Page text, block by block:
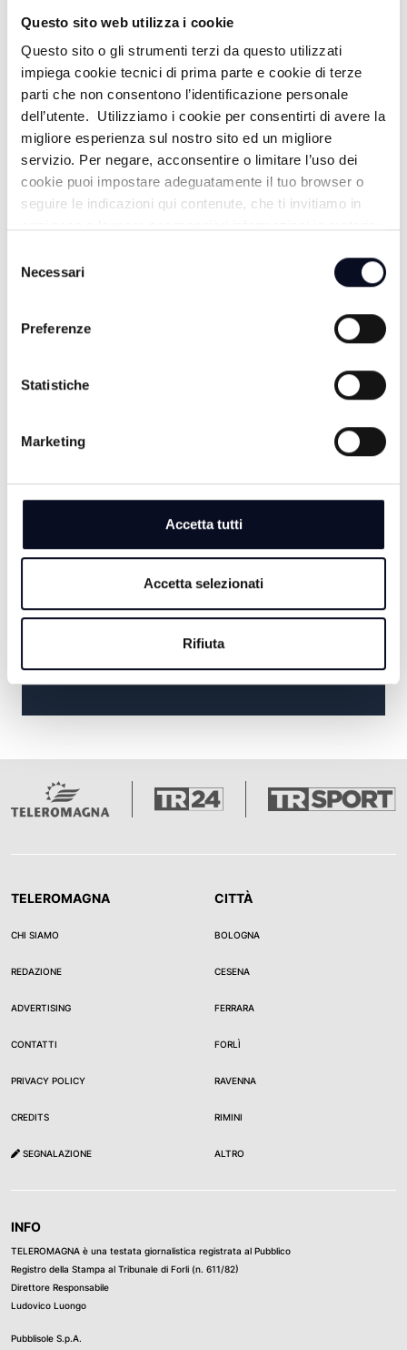
Questo sito web utilizza i cookie
Questo sito o gli strumenti terzi da questo utilizzati
impiega cookie tecnici di prima parte e cookie di terze
parti che non consentono l’identificazione personale
dell’utente. Utilizziamo i cookie per consentirti di avere la
migliore esperienza sul nostro sito ed un migliore
servizio. Per negare, acconsentire o limitare l’uso dei
cookie puoi impostare adeguatamente il tuo browser o
seguire le indicazioni qui contenute, che ti invitiamo in
delNecessari
Preferenze
Statistiche
Marketing
Accetta tutti
Accetta selezionati
Rifiuta
AGRILINEA
TG GIORNO
18:15
IL VANGELO DELLA GIOIA
TG SERA
21:00
TALK24 MAGAZINE
22:30
TELEROMAGNA
CHI SIAMO
REDAZIONE
ADVERTISING
CONTATTI
PRIVACY POLICY
CREDITS
SEGNALAZIONE
CITTÀ
BOLOGNA
CESENA
FERRARA
FORLÌ
RAVENNA
RIMINI
ALTRO
INFO
TELEROMAGNA è una testata giornalistica registrata al Pubblico
Registro della Stampa al Tribunale di Forli (n. 611/82)
Direttore Responsabile
Ludovico Luongo
Pubblisole S.p.A.